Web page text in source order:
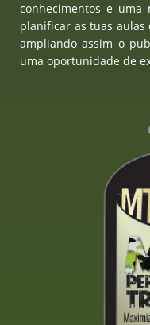
conhecimentos e uma
planificar as tuas aulas
ampliando assim o
uma oportunidade de